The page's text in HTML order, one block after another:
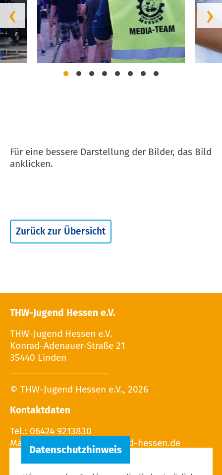
‹ ›
Für eine bessere Darstellung der Bilder, das Bild
anklicken.
Zurück zur Übersicht
THW-Jugend Hessen e.V.
THW-Jugend Hessen e.V.
Konrad-Adenauer-Straße 21
35440 Linden
© THW-Jugend Hessen e.V., 2026
Kontaktdaten
Tel.: 06424 9213830
Mail: